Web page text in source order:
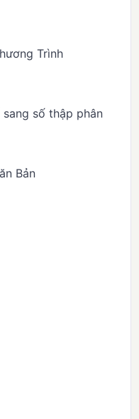
Trình
số thập phân
Bản